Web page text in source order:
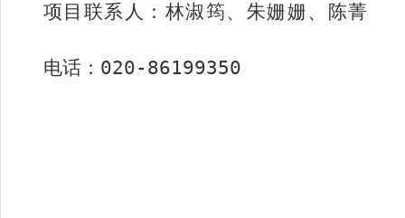
项目联系人：林淑筠、朱姗姗、陈菁
电话：020-86199350